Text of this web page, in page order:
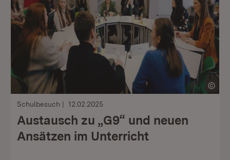
Schulbesuch 12.02.2025
Austausch zu „G9“ und neuen
Ansätzen im Unterricht